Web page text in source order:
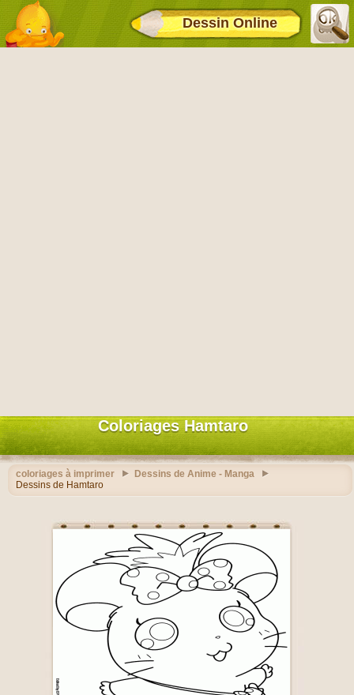
Dessin Online
Coloriages Hamtaro
coloriages à imprimer
Dessins de Anime - Manga
Dessins de Hamtaro